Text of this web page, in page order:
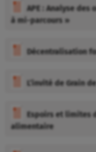
APE : Analyse des
à mi-parcours »
Décentralisation
L’invité de Grain
Espoirs et limites
alimentaire